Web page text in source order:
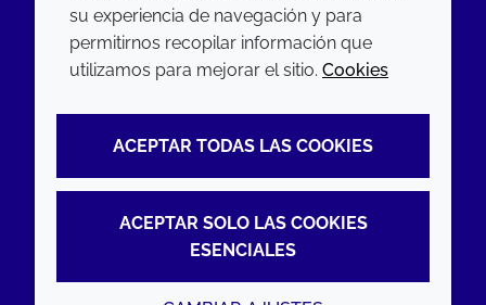
LinkedIn
EMPRESA
Annual Report
Sustainability Report
Croda.com
Terms and conditions
Privacy policy
Accessibility
Cookie policy
su experiencia de navegación y para
permitirnos recopilar información que
utilizamos para mejorar el sitio. Cookies
ACEPTAR TODAS LAS COOKIES
ACEPTAR SOLO LAS COOKIES
ESENCIALES